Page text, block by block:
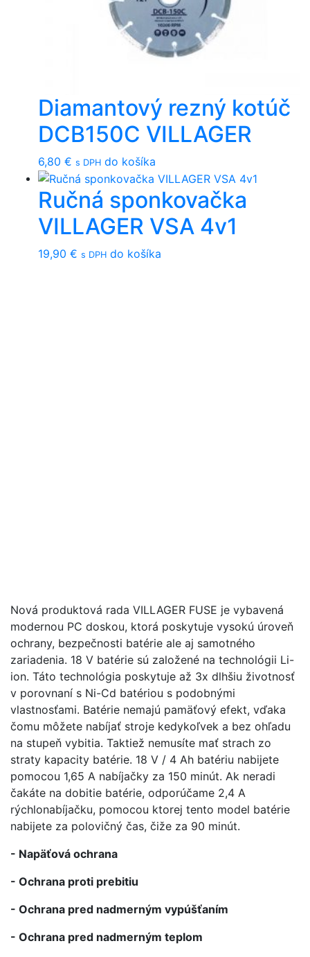
Diamantový rezný kotúč
DCB150C VILLAGER
6,80 € s DPH do košíka
Ručná sponkovačka
VILLAGER VSA 4v1
19,90 € s DPH do košíka
Nová produktová rada VILLAGER FUSE je vybavená
modernou PC doskou, ktorá poskytuje vysokú úroveň
ochrany, bezpečnosti batérie ale aj samotného
zariadenia. 18 V batérie sú založené na technológii Li-
ion. Táto technológia poskytuje až 3x dlhšiu životnosť
v porovnaní s Ni-Cd batériou s podobnými
vlastnosťami. Batérie nemajú pamäťový efekt, vďaka
čomu môžete nabíjať stroje kedykoľvek a bez ohľadu
na stupeň vybitia. Taktiež nemusíte mať strach zo
straty kapacity batérie. 18 V / 4 Ah batériu nabijete
pomocou 1,65 A nabíjačky za 150 minút. Ak neradi
čakáte na dobitie batérie, odporúčame 2,4 A
rýchlonabíjačku, pomocou ktorej tento model batérie
nabijete za polovičný čas, čiže za 90 minút.
- Napäťová ochrana
- Ochrana proti prebitiu
- Ochrana pred nadmerným vypúšťaním
- Ochrana pred nadmerným teplom